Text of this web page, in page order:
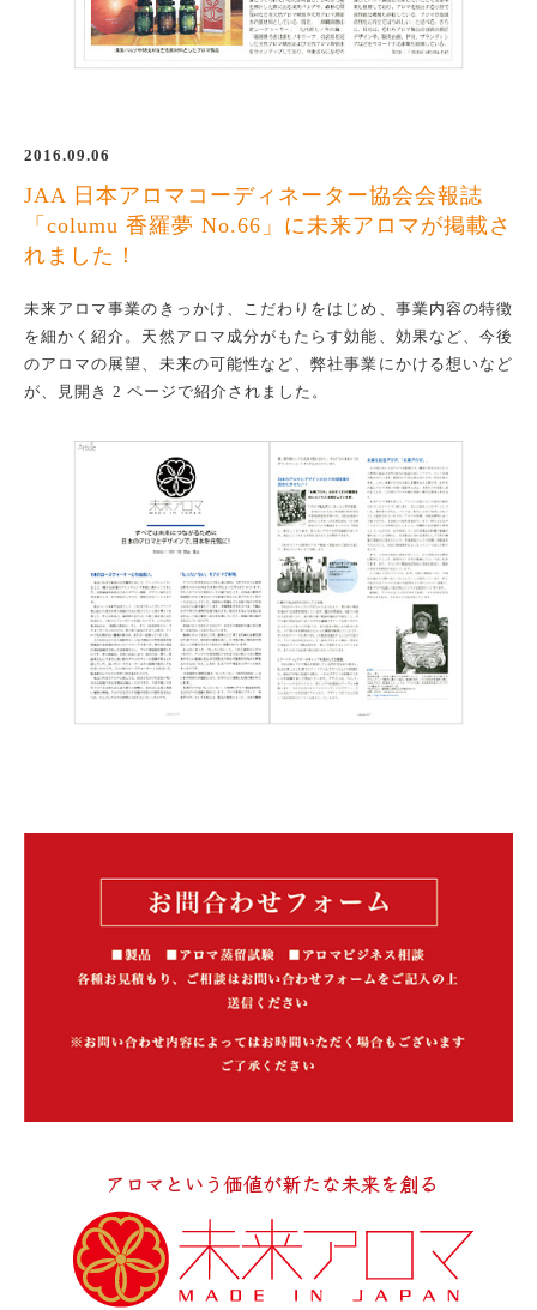
2016.09.06
JAA 日本アロマコーディネーター協会会報誌
「columu 香羅夢 No.66」に未来アロマが掲載さ
れました！
未来アロマ事業のきっかけ、こだわりをはじめ、事業内容の特徴
を細かく紹介。天然アロマ成分がもたらす効能、効果など、今後
のアロマの展望、未来の可能性など、弊社事業にかける想いなど
が、見開き 2 ページで紹介されました。